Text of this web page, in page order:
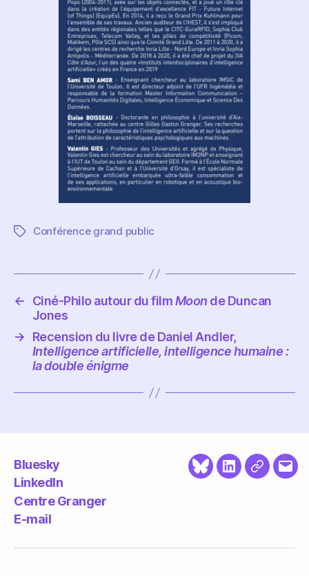
Étiquettes
Conférence grand public
← Ciné-Philo autour du filmMoon de Duncan
Jones
→
Recension du livre de Daniel Andler,
Intelligence artificielle, intelligence humaine :
la double énigme
Bluesky
LinkedIn
Centre Granger
E-mail
BlueskyLinkedInCentre
E-